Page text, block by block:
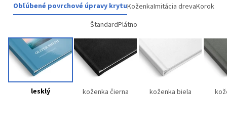
Obľúbené povrchové úpravy krytuKoženkaImitácia drevaKorok
ŠtandardPlátno
lesklý koženka čierna koženka biela